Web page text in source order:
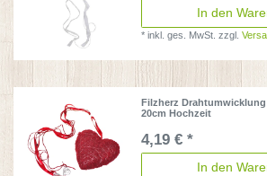
In den
*inkl. ges. MwSt. zzgl.
Filzherz
20cm Hochzeit
4,19 € *
In den